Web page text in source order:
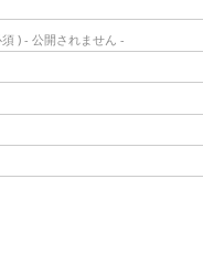
須 ) - 公開されません -